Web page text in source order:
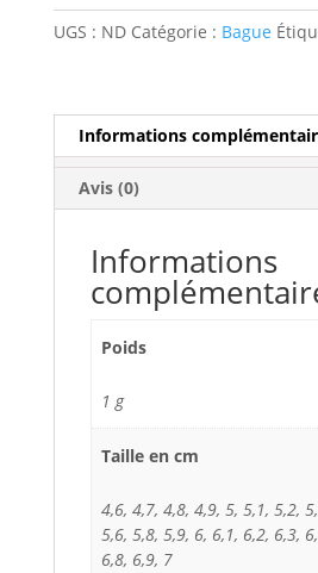
UGS : ND Catégorie : Bague
Informations
Avis (0)
Informations
Poids
1 g
Taille en cm
4,6, 4,7, 4,8, 4,9, 5, 5,1, 5,2,
5,6, 5,8, 5,9, 6, 6,1, 6,2, 6,3,
6,8, 6,9, 7